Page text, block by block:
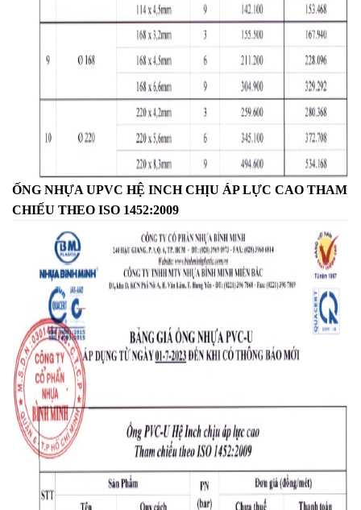
ỐNG NHỰA UPVC HỆ INCH CHỊU ÁP LỰC CAO THAM
CHIẾU THEO ISO 1452:2009